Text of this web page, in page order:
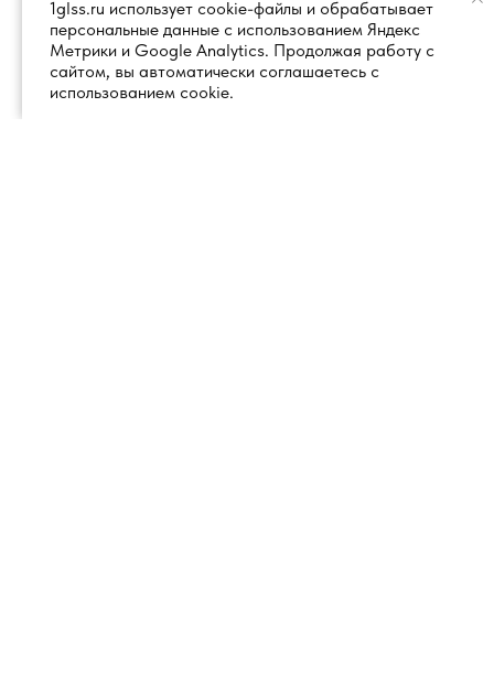
1glss.ru использует cookie-файлы и обрабатывает
персональные данные с использованием Яндекс
Метрики и Google Analytics. Продолжая работу с
сайтом, вы автоматически соглашаетесь с
использованием cookie.